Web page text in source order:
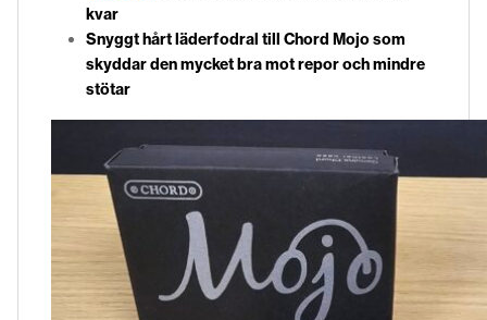
kvar
Snyggt hårt läderfodral till Chord Mojo som
skyddar den mycket bra mot repor och mindre
stötar